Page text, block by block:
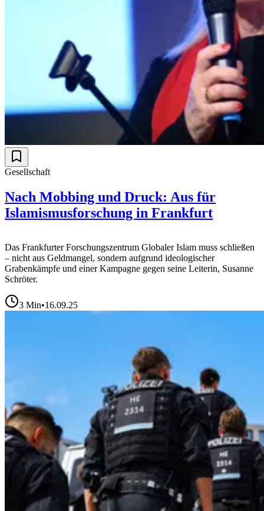
Gesellschaft
Nach Mobbing und Druck: Aus für
Islamismusforschung in Frankfurt
Das Frankfurter Forschungszentrum Globaler Islam muss schließen
– nicht aus Geldmangel, sondern aufgrund ideologischer
Grabenkämpfe und einer Kampagne gegen seine Leiterin, Susanne
Schröter.
3 Min•16.09.25